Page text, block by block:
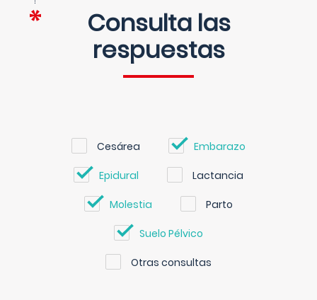
Consulta las
respuestas
Cesárea Embarazo
Epidural Lactancia
Molestia Parto
Suelo Pélvico
Otras consultas